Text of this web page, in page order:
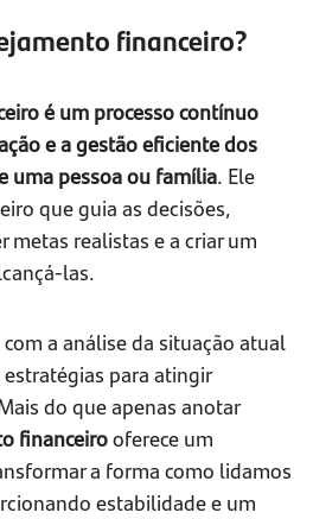
financeiro?
é um processo contínuo
e a gestão eficiente dos
uma pessoa ou família. Ele
que guia as decisões,
metas realistas e a criar um
las.
com a análise da situação atual
para atingir
do que apenas anotar
financeirooferece um
a forma como lidamos
estabilidade e um